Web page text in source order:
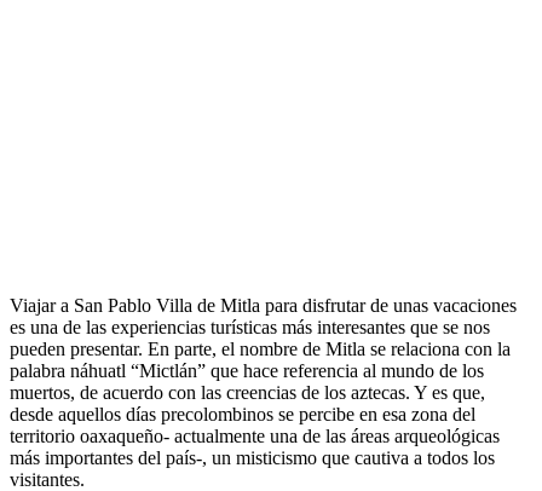
Viajar a San Pablo Villa de Mitla para disfrutar de unas vacaciones
es una de las experiencias turísticas más interesantes que se nos
pueden presentar. En parte, el nombre de Mitla se relaciona con la
palabra náhuatl “Mictlán” que hace referencia al mundo de los
muertos, de acuerdo con las creencias de los aztecas. Y es que,
desde aquellos días precolombinos se percibe en esa zona del
territorio oaxaqueño- actualmente una de las áreas arqueológicas
más importantes del país-, un misticismo que cautiva a todos los
visitantes.